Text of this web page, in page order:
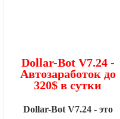
Dollar-Bot V7.24 -
Автозаработок до
320$ в сутки
Dollar-Bot V7.24 - это